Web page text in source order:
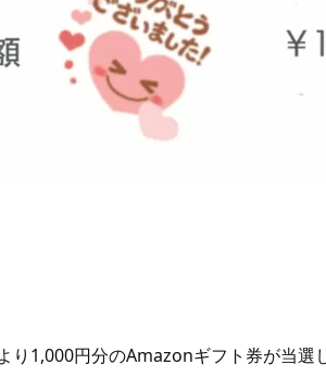
1,000円分のAmazonギフト券が当選